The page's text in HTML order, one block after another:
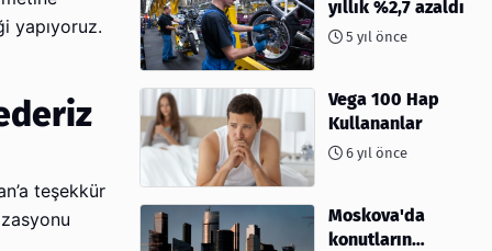
yapıyoruz.
teşekkür
yıllık %2,7 azaldı
5 yıl önce
Vega 100 Hap
Kullananlar
6 yıl önce
Moskova'da
konutların